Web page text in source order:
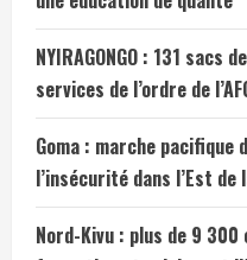
NYIRAGONGO : 131 sacs
services de l’ordre de
Goma : marche
l’insécurité dans l’Est de
Nord-Kivu : plus de 9